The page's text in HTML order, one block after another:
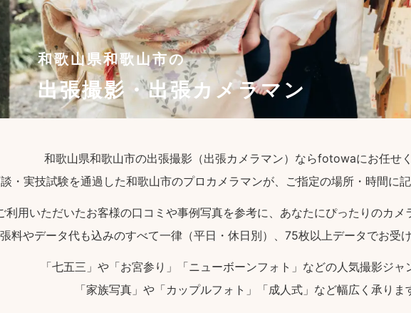
和歌山県和歌山市の
出張撮影・出張カメラマン
和歌山県和歌山市の出張撮影（出張カメラマン）ならfotowaにお任せ
・実技試験を通過した和歌山市のプロカメラマンが、ご指定の場所・時間に
利用いただいたお客様の口コミや事例写真を参考に、あなたにぴったりのカメ
料やデータ代も込みのすべて一律（平日・休日別）、75枚以上データでお受
「七五三」や「お宮参り」「ニューボーンフォト」などの人気撮影ジャ
「家族写真」や「カップルフォト」「成人式」など幅広く承りま